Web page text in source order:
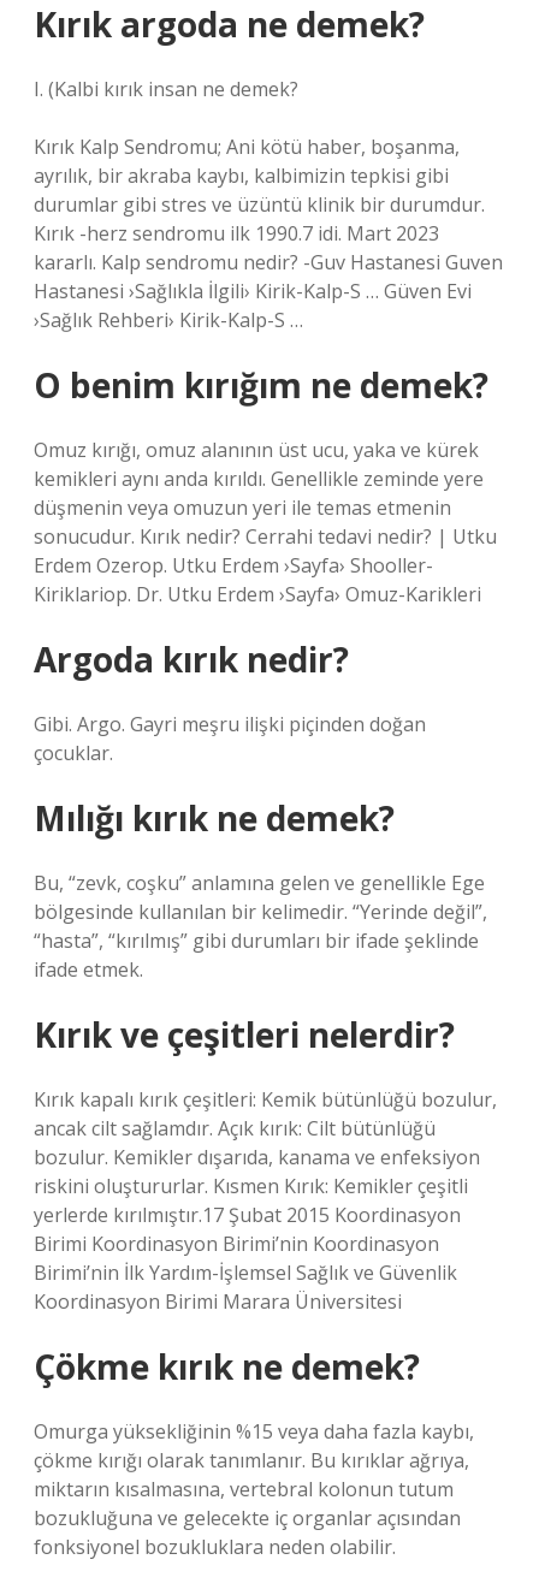
Kırık argoda ne demek?
I. (Kalbi kırık insan ne demek?
Kırık Kalp Sendromu; Ani kötü haber, boşanma,
ayrılık, bir akraba kaybı, kalbimizin tepkisi gibi
durumlar gibi stres ve üzüntü klinik bir durumdur.
Kırık -herz sendromu ilk 1990.7 idi. Mart 2023
kararlı. Kalp sendromu nedir? -Guv Hastanesi Guven
Hastanesi ›Sağlıkla İlgili› Kirik-Kalp-S … Güven Evi
›Sağlık Rehberi› Kirik-Kalp-S …
O benim kırığım ne demek?
Omuz kırığı, omuz alanının üst ucu, yaka ve kürek
kemikleri aynı anda kırıldı. Genellikle zeminde yere
düşmenin veya omuzun yeri ile temas etmenin
sonucudur. Kırık nedir? Cerrahi tedavi nedir? | Utku
Erdem Ozerop. Utku Erdem ›Sayfa› Shooller-
Kiriklariop. Dr. Utku Erdem ›Sayfa› Omuz-Karikleri
Argoda kırık nedir?
Gibi. Argo. Gayri meşru ilişki piçinden doğan
çocuklar.
Mılığı kırık ne demek?
Bu, “zevk, coşku” anlamına gelen ve genellikle Ege
bölgesinde kullanılan bir kelimedir. “Yerinde değil”,
“hasta”, “kırılmış” gibi durumları bir ifade şeklinde
ifade etmek.
Kırık ve çeşitleri nelerdir?
Kırık kapalı kırık çeşitleri: Kemik bütünlüğü bozulur,
ancak cilt sağlamdır. Açık kırık: Cilt bütünlüğü
bozulur. Kemikler dışarıda, kanama ve enfeksiyon
riskini oluştururlar. Kısmen Kırık: Kemikler çeşitli
yerlerde kırılmıştır.17 Şubat 2015 Koordinasyon
Birimi Koordinasyon Birimi’nin Koordinasyon
Birimi’nin İlk Yardım-İşlemsel Sağlık ve Güvenlik
Koordinasyon Birimi Marara Üniversitesi
Çökme kırık ne demek?
Omurga yüksekliğinin %15 veya daha fazla kaybı,
çökme kırığı olarak tanımlanır. Bu kırıklar ağrıya,
miktarın kısalmasına, vertebral kolonun tutum
bozukluğuna ve gelecekte iç organlar açısından
fonksiyonel bozukluklara neden olabilir.